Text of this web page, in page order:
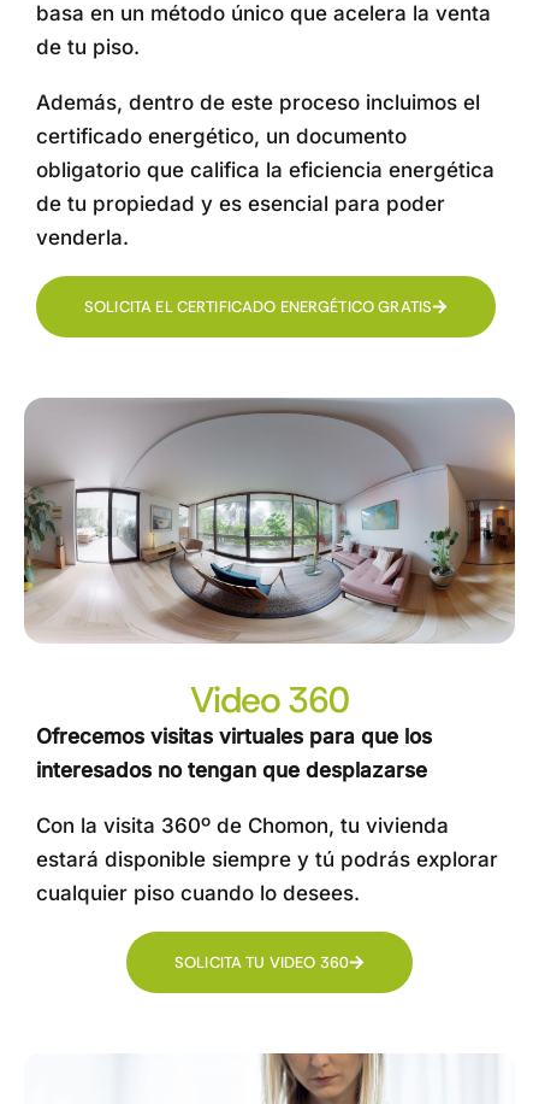
basa en un método único que acelera la venta
de tu piso.
Además, dentro de este proceso incluimos el
certificado energético, un documento
obligatorio que califica la eficiencia energética
de tu propiedad y es esencial para poder
venderla.
SOLICITA EL CERTIFICADO ENERGÉTICO GRATIS
Video 360
Ofrecemos visitas virtuales para que los
interesados no tengan que desplazarse
Con la visita 360º de Chomon, tu vivienda
estará disponible siempre y tú podrás explorar
cualquier piso cuando lo desees.
SOLICITA TU VIDEO 360